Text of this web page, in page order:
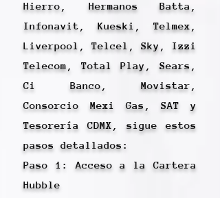
Hierro, Hermanos Batta,
Infonavit, Kueski, Telmex,
Liverpool, Telcel, Sky, Izzi
Telecom, Total Play, Sears,
Ci Banco, Movistar,
Consorcio Mexi Gas, SAT y
Tesorería CDMX, sigue estos
pasos detallados:
Paso 1: Acceso a la Cartera
Hubble